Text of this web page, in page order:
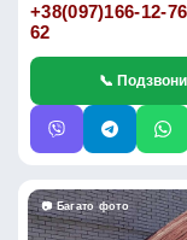
+38(097)166-12-76
62
📞
📷 Багато фото